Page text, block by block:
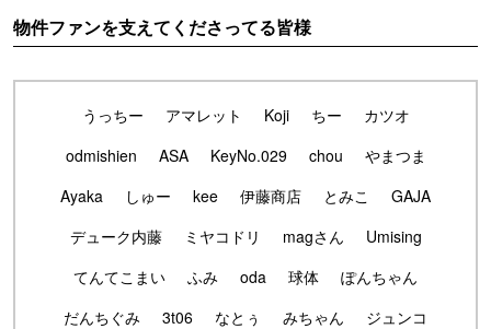
物件ファンを支えてくださってる皆様
うっちー アマレット Koji ちー
カツオ
odmishien
ASA KeyNo.029 chou
やまつま
Ayaka
しゅー kee 伊藤商店 とみこ
GAJA
デューク内藤
ミヤコドリ magさん
Umising
てんてこまい
ふみ oda 球体
ぽんちゃん
だんちぐみ
3t06 なとぅ みちゃん
ジュンコ